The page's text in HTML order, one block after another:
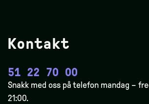
Kontakt
51 22 70 00
Snakk med oss på telefon mandag –
21:00.